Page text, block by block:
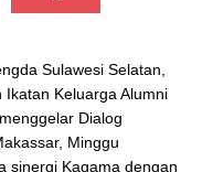
Sulawesi Selatan,
Keluarga Alumni
Dialog
Minggu
sinergi Kagama dengan